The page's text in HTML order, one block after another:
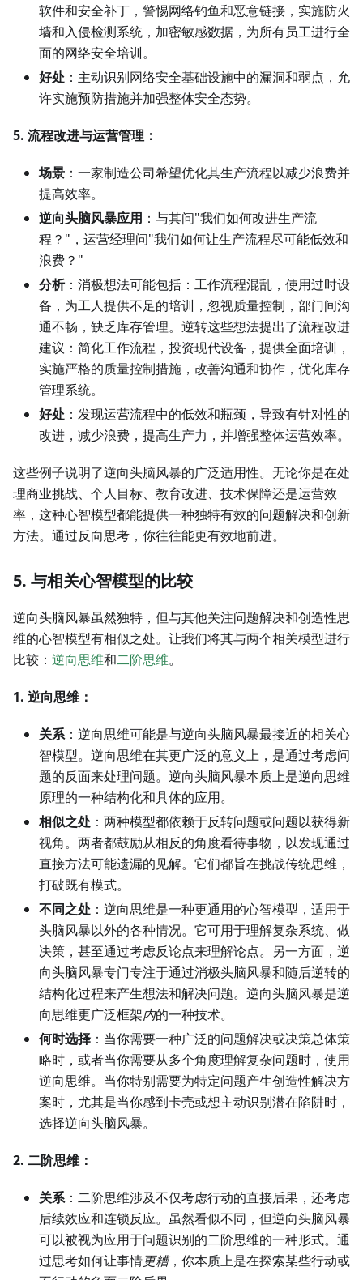
软件和安全补丁，警惕网络钓鱼和恶意链接，实施防火
墙和入侵检测系统，加密敏感数据，为所有员工进行全
面的网络安全培训。
好处 ：主动识别网络安全基础设施中的漏洞和弱点，允
许实施预防措施并加强整体安全态势。
5. 流程改进与运营管理：
场景 ：一家制造公司希望优化其生产流程以减少浪费并
提高效率。
逆向头脑风暴应用 ：与其问"我们如何改进生产流
程？"，运营经理问"我们如何让生产流程尽可能低效和
浪费？"
分析：消极想法可能包括：工作流程混乱，使用过时设
备，为工人提供不足的培训，忽视质量控制，部门间沟
通不畅，缺乏库存管理。逆转这些想法提出了流程改进
建议：简化工作流程，投资现代设备，提供全面培训，
实施严格的质量控制措施，改善沟通和协作，优化库存
管理系统。
好处 ：发现运营流程中的低效和瓶颈，导致有针对性的
改进，减少浪费，提高生产力，并增强整体运营效率。
这些例子说明了逆向头脑风暴的广泛适用性。无论你是在处
理商业挑战、个人目标、教育改进、技术保障还是运营效
率，这种心智模型都能提供一种独特有效的问题解决和创新
方法。通过反向思考，你往往能更有效地前进。
5. 与相关心智模型的比较
逆向头脑风暴虽然独特，但与其他关注问题解决和创造性思
维的心智模型有相似之处。让我们将其与两个相关模型进行
比较： 逆向思维和二阶思维。
1. 逆向思维：
关系：逆向思维可能是与逆向头脑风暴最接近的相关心
智模型。逆向思维在其更广泛的意义上，是通过考虑问
题的反面来处理问题。逆向头脑风暴本质上是逆向思维
原理的一种结构化和具体的应用。
相似之处 ：两种模型都依赖于反转问题或问题以获得新
视角。两者都鼓励从相反的角度看待事物，以发现通过
直接方法可能遗漏的见解。它们都旨在挑战传统思维，
打破既有模式。
不同之处 ：逆向思维是一种更通用的心智模型，适用于
头脑风暴以外的各种情况。它可用于理解复杂系统、做
决策，甚至通过考虑反论点来理解论点。另一方面，逆
向头脑风暴专门专注于通过消极头脑风暴和随后逆转的
结构化过程来产生想法和解决问题。逆向头脑风暴是逆
向思维更广泛框架内的一种技术。
何时选择 ：当你需要一种广泛的问题解决或决策总体策
略时，或者当你需要从多个角度理解复杂问题时，使用
逆向思维。当你特别需要为特定问题产生创造性解决方
案时，尤其是当你感到卡壳或想主动识别潜在陷阱时，
选择逆向头脑风暴。
2. 二阶思维：
关系：二阶思维涉及不仅考虑行动的直接后果，还考虑
后续效应和连锁反应。虽然看似不同，但逆向头脑风暴
可以被视为应用于问题识别的二阶思维的一种形式。通
过思考如何让事情更糟，你本质上是在探索某些行动或